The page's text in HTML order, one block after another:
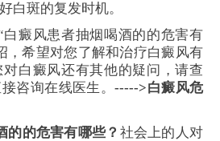
白斑的复发时机。
癜风患者抽烟喝酒的的危害有
，希望对您了解和治疗白癜风有
白癜风还有其他的疑问，请查
咨询在线医生。----->白癜风危
的的危害有哪些？ 社会上的人对